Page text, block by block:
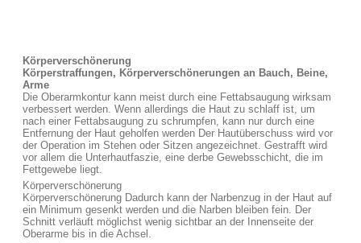
Körperverschönerung
Körperstraffungen, Körperverschönerungen an Bauch, Beine,
Arme
Die Oberarmkontur kann meist durch eine Fettabsaugung wirksam
verbessert werden. Wenn allerdings die Haut zu schlaff ist, um
nach einer Fettabsaugung zu schrumpfen, kann nur durch eine
Entfernung der Haut geholfen werden Der Hautüberschuss wird vor
der Operation im Stehen oder Sitzen angezeichnet. Gestrafft wird
vor allem die Unterhautfaszie, eine derbe Gewebsschicht, die im
Fettgewebe liegt.
Körperverschönerung
Körperverschönerung Dadurch kann der Narbenzug in der Haut auf
ein Minimum gesenkt werden und die Narben bleiben fein. Der
Schnitt verläuft möglichst wenig sichtbar an der Innenseite der
Oberarme bis in die Achsel.